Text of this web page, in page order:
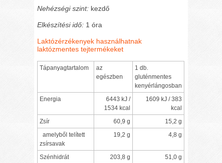
Nehézségi szint: kezdő
Elkészítési idő: 1 óra
Laktózérzékenyek használhatnak
laktózmentes tejtermékeket
Tápanyagtartalom
az
egészben
1 db.
gluténmentes
kenyérlángosban
Energia
6443 kJ /
1534 kcal
1609 kJ / 383
kcal
Zsír
60,9 g
15,2 g
amelyből telített
zsírsavak
19,2 g 4,8 g
Szénhidrát 203,8 g
51,0 g